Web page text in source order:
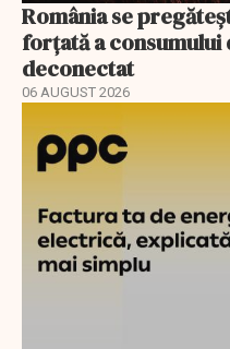
România se
forțată a consumului
deconectat
06 AUGUST 2026